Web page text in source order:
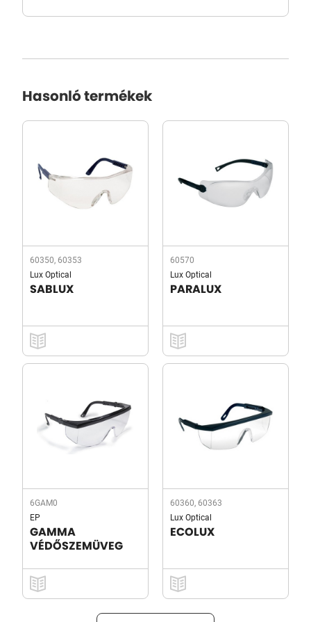
Hasonló termékek
60350, 60353
Lux Optical
SABLUX
60570
Lux Optical
PARALUX
6GAM0
EP
GAMMA
VÉDŐSZEMÜVEG
60360, 60363
Lux Optical
ECOLUX